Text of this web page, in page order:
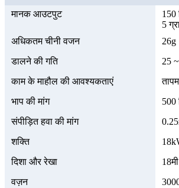
मानक आउटपुट
150
5
अधिकतम चीनी वजन
26g
डालने की गति
25
काम के माहौल की आवश्यकताएं
भाप की मांग
500
संपीड़ित हवा की मांग
शक्ति
दिशा और रेखा
18मी
वज़न